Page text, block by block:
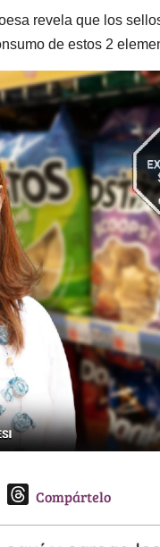
revela que los
de estos 2
TCompártelo